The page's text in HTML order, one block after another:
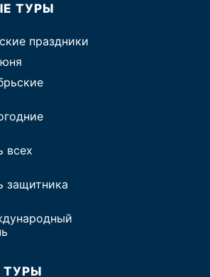
ТУРЫ
праздники
всех
защитника
ТУРЫ